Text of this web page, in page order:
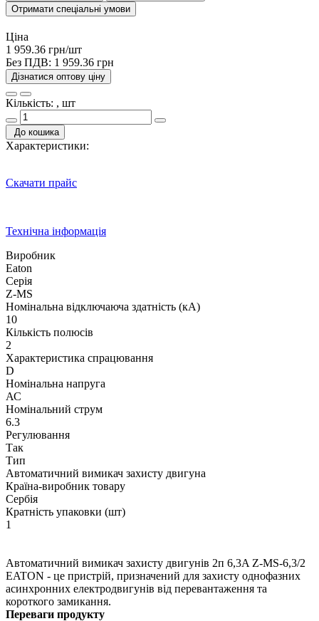
Отримати спеціальні умови
Ціна
1 959.36 грн/шт
Без ПДВ: 1 959.36 грн
Дізнатися оптову ціну
Кількість: , шт
До кошика
Характеристики:
Скачати прайс
Технічна інформація
Виробник
Eaton
Серія
Z-MS
Номінальна відключаюча здатність (кА)
10
Кількість полюсів
2
Характеристика спрацювання
D
Номінальна напруга
АС
Номінальний струм
6.3
Регулювання
Так
Тип
Автоматичний вимикач захисту двигуна
Країна-виробник товару
Сербія
Кратність упаковки (шт)
1
Автоматичний вимикач захисту двигунів 2п 6,3A Z-MS-6,3/2
EATON - це пристрій, призначений для захисту однофазних
асинхронних електродвигунів від перевантаження та
короткого замикання.
Переваги продукту